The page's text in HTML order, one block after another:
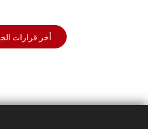
أخر قرارات